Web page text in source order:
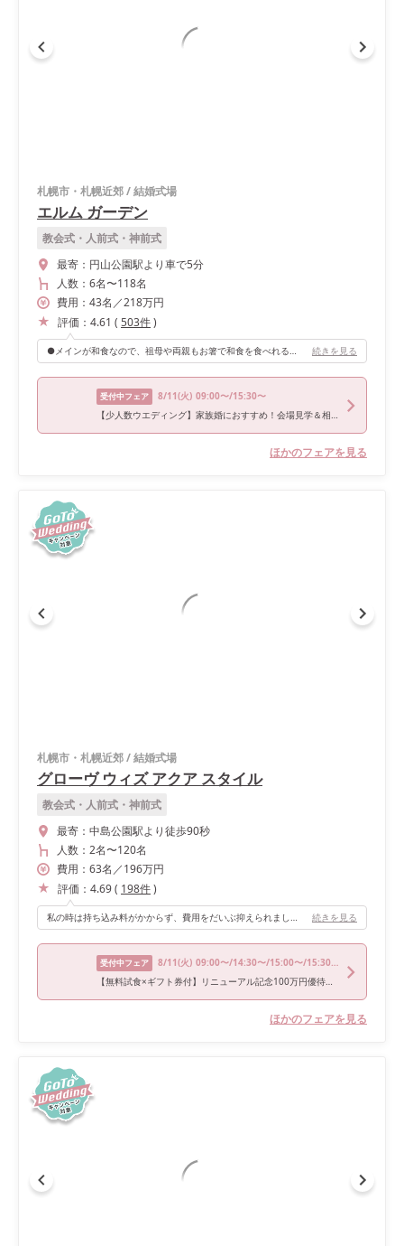
札幌市・札幌近郊/結婚式場
エルム ガーデン
教会式・人前式・神前式
最寄： 円山公園駅より車で5分
人数： 6名〜118名
費用： 43名 ／218万円
評価： 4.61 ( 503件)
●メインが和食なので、祖母や両親もお箸で和食を食べれる事。(味もとても美味しいです。) ●お庭から登場できるので、素敵な演出が可能です。 ●大きな会場もありますが、私達が選んだのは少人数制の会場で、配席が直線的なので式中も皆さんの顔を見ながら参加できます。 続きを見る
受付中フェア 8/11(火) 09:00〜/15:30〜
【少人数ウエディング】家族婚におすすめ！会場見学＆相談会
ほかのフェアを見る
札幌市・札幌近郊/結婚式場
グローヴ ウィズ アクア スタイル
教会式・人前式・神前式
最寄： 中島公園駅より徒歩90秒
人数： 2名〜120名
費用： 63名 ／196万円
評価： 4.69( 198件)
私の時は持ち込み料がかからず、費用をだいぶ抑えられました。装飾スペースが多いので、自分達なりにアレンジできます！ 料理が最高に美味しいです。接客も良いので気持ちよく打ち合わせできました。 型にはまった披露宴ではなく、自由にプランニングしてもらえるので人と違った披露宴にしたい人におすすめです！ 続きを見る
受付中フェア 8/11(火) 09:00〜/14:30〜/15:00〜/15:30〜/18:30〜
【無料試食×ギフト券付】リニューアル記念100万円優待フェア
ほかのフェアを見る